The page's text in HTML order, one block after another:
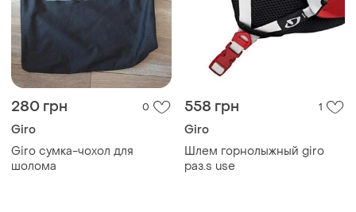
280 грн 0
Giro
Giro сумка-чохол для
шолома
558 грн 1
Giro
Шлем горнолыжный giro
раз.s use